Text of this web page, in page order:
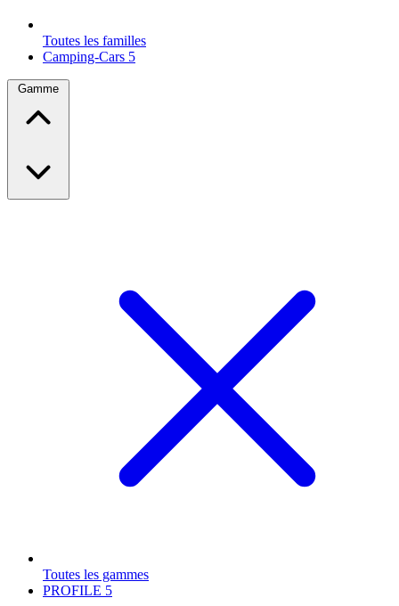
Toutes les familles
Camping-Cars 5
Gamme
Toutes les gammes
PROFILE 5